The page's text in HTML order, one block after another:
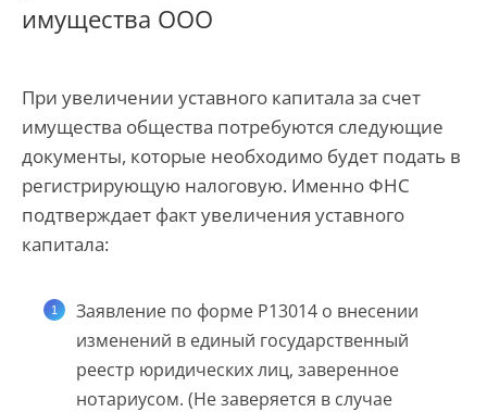
имущества ООО
При увеличении уставного капитала за счет
имущества общества потребуются следующие
документы, которые необходимо будет подать в
регистрирующую налоговую. Именно ФНС
подтверждает факт увеличения уставного
капитала:
Заявление по форме Р13014 о внесении
изменений в единый государственный
реестр юридических лиц, заверенное
нотариусом. (Не заверяется в случае